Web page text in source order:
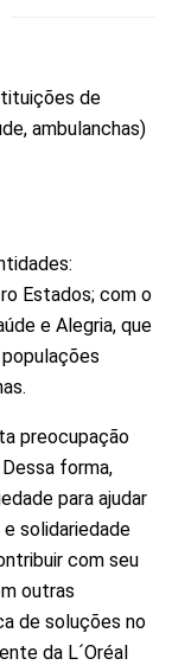
de
ambulanchas)
Estados; com o
e Alegria, que
preocupação
forma,
para ajudar
solidariedade
com seu
outras
de soluções no
da L´Oréal